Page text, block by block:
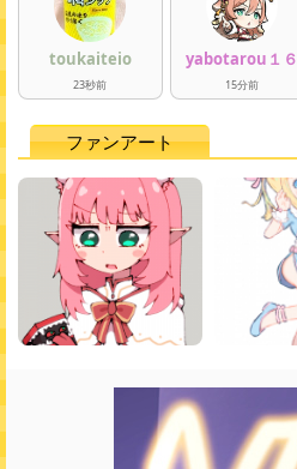
toukaiteio
23秒前
yabotarou１６
15分前
ファンアート